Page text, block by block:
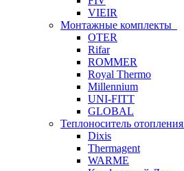
VIEIR
Монтажные комплекты
OTER
Rifar
ROMMER
Royal Thermo
Millennium
UNI-FITT
GLOBAL
Теплоноситель отопления
Dixis
Thermagent
WARME